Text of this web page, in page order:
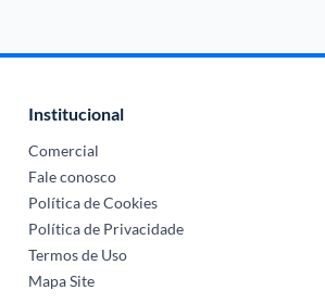
Institucional
Comercial
Fale conosco
Política de Cookies
Política de Privacidade
Termos de Uso
Mapa Site